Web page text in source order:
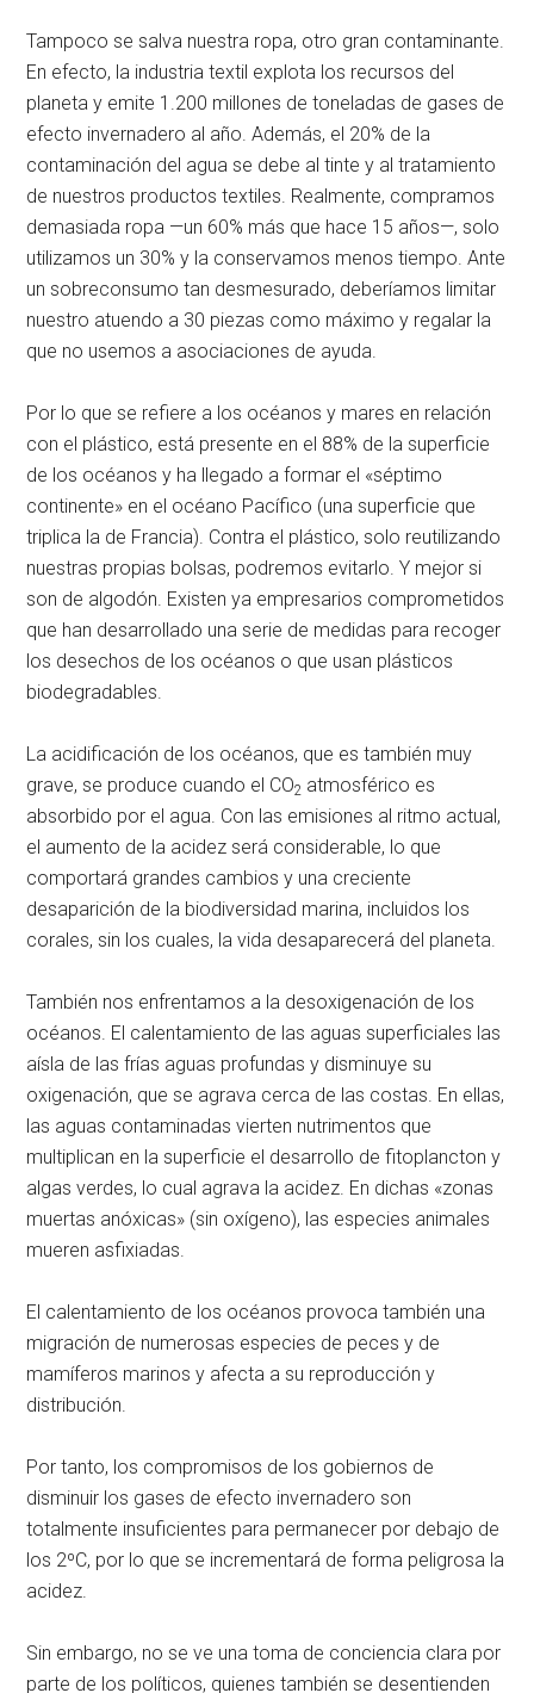
Tampoco se salva nuestra ropa, otro gran contaminante.
En efecto, la industria textil explota los recursos del
planeta y emite 1.200 millones de toneladas de gases de
efecto invernadero al año. Además, el 20% de la
contaminación del agua se debe al tinte y al tratamiento
de nuestros productos textiles. Realmente, compramos
demasiada ropa —un 60% más que hace 15 años—, solo
utilizamos un 30% y la conservamos menos tiempo. Ante
un sobreconsumo tan desmesurado, deberíamos limitar
nuestro atuendo a 30 piezas como máximo y regalar la
que no usemos a asociaciones de ayuda.
Por lo que se refiere a los océanos y mares en relación
con el plástico, está presente en el 88% de la superficie
de los océanos y ha llegado a formar el «séptimo
continente» en el océano Pacífico (una superficie que
triplica la de Francia). Contra el plástico, solo reutilizando
nuestras propias bolsas, podremos evitarlo. Y mejor si
son de algodón. Existen ya empresarios comprometidos
que han desarrollado una serie de medidas para recoger
los desechos de los océanos o que usan plásticos
biodegradables.
La acidificación de los océanos, que es también muy
grave, se produce cuando el CO2 atmosférico es
absorbido por el agua. Con las emisiones al ritmo actual,
el aumento de la acidez será considerable, lo que
comportará grandes cambios y una creciente
desaparición de la biodiversidad marina, incluidos los
corales, sin los cuales, la vida desaparecerá del planeta.
También nos enfrentamos a la desoxigenación de los
océanos. El calentamiento de las aguas superficiales las
aísla de las frías aguas profundas y disminuye su
oxigenación, que se agrava cerca de las costas. En ellas,
las aguas contaminadas vierten nutrimentos que
multiplican en la superficie el desarrollo de fitoplancton y
algas verdes, lo cual agrava la acidez. En dichas «zonas
muertas anóxicas» (sin oxígeno), las especies animales
mueren asfixiadas.
El calentamiento de los océanos provoca también una
migración de numerosas especies de peces y de
mamíferos marinos y afecta a su reproducción y
distribución.
Por tanto, los compromisos de los gobiernos de
disminuir los gases de efecto invernadero son
totalmente insuficientes para permanecer por debajo de
los 2ºC, por lo que se incrementará de forma peligrosa la
acidez.
Sin embargo, no se ve una toma de conciencia clara por
parte de los políticos, quienes también se desentienden